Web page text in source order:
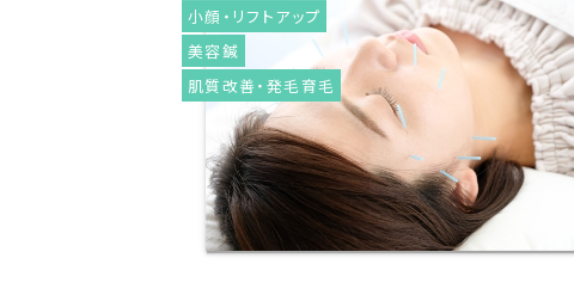
小顔・リフトアップ
美容鍼
肌質改善・発毛育毛